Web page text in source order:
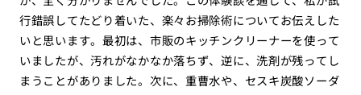
行錯誤してたどり着いた、楽々お掃除術についてお伝えした
いと思います。最初は、市販のキッチンクリーナーを使って
いましたが、汚れがなかなか落ちず、逆に、洗剤が残ってし
まうことがありました。次に、重曹水や、セスキ炭酸ソーダ